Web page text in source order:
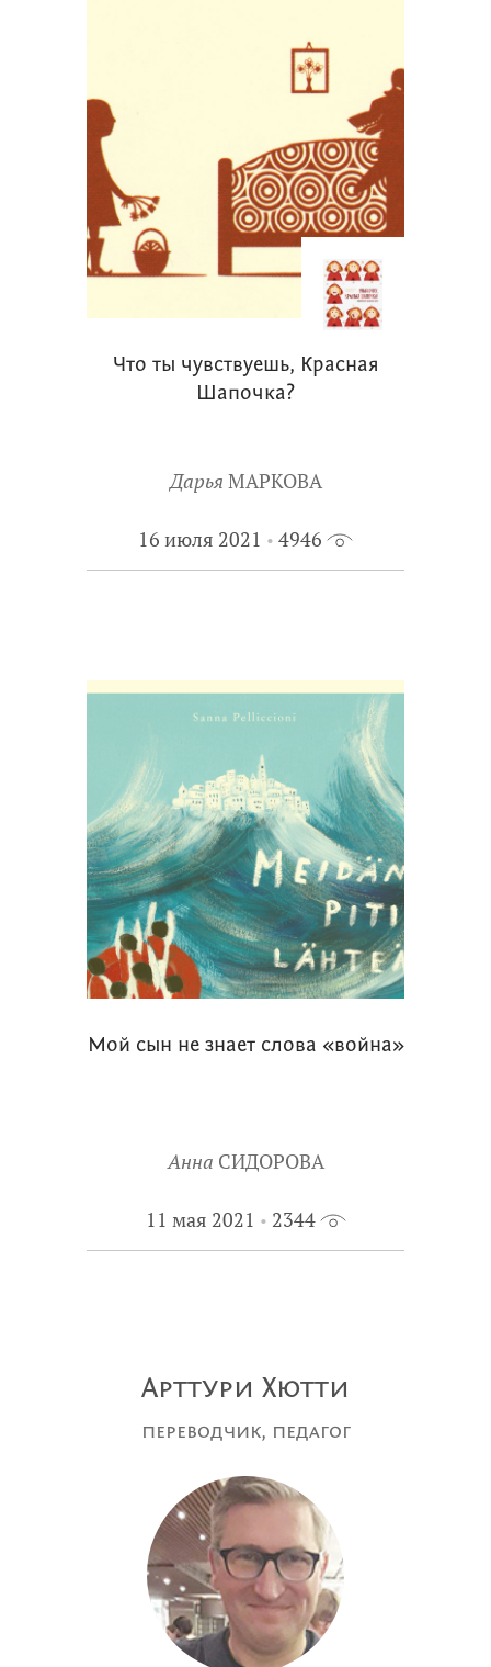
Что ты чувствуешь, Красная
Шапочка?
Дарья МАРКОВА
16 июля 2021 4946
Мой сын не знает слова «война»
Анна СИДОРОВА
11 мая 2021 2344
Арттури Хютти
переводчик, педагог